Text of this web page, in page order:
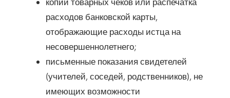
расходов банковской карты,
отображающие расходы истца на
несовершеннолетнего;
письменные показания свидетелей
(учителей, соседей, родственников), не
имеющих возможности